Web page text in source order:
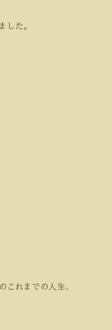
した。
これまでの人生、